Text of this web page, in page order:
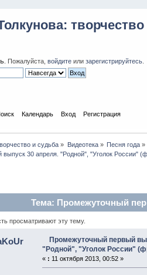
. Пожалуйста, войдите или зарегистрируйтесь
Календарь Вход Регистрация
и судьба » Видеотека» Песня года»
30 апреля. "Родной", "Уголок России"
Тема: Промежуточный
2725 раз)
просматривают эту тему.
Промежуточный первый
"Родной", "Уголок России"
« : 11 октября 2013, 00:52 »